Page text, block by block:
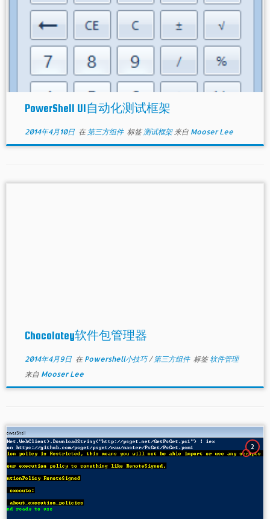
PowerShell UI自动化测试框架
2014年4月10日在 第三方组件 标签测试框架 来自 Mooser Lee
Chocolatey软件包管理器
2014年4月9日在 Powershell小技巧/ 第三方组件 标签软件管理
来自 Mooser Lee
2